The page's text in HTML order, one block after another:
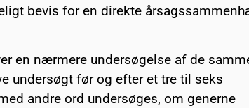
bevis for en direkte
en nærmere undersøgelse af de
undersøgt før og efter et tre til seks
andre ord undersøges, om generne